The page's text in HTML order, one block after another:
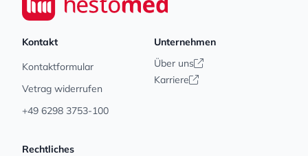
Kontakt
Kontaktformular
Vetrag widerrufen
+49 6298 3753-100
Unternehmen
Über uns
Karriere
Rechtliches